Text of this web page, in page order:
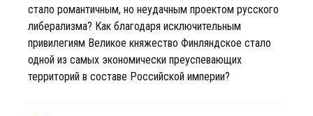
стало романтичным, но неудачным проектом русского
либерализма? Как благодаря исключительным
привилегиям Великое княжество Финляндское стало
одной из самых экономически преуспевающих
территорий в составе Российской империи?